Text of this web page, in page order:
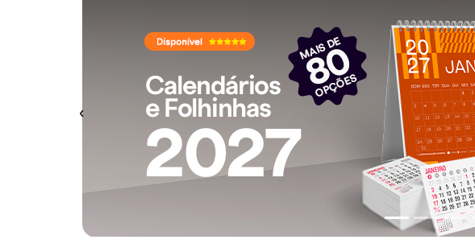
Previous